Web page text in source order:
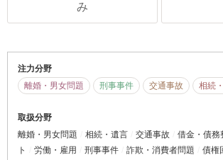
み
注力分野
離婚・男女問題
刑事事件 交通事故 相続
取扱分野
離婚・男女問題
相続・遺言 交通事故 借金・債務
ト
労働・雇用 刑事事件 詐欺・消費者問題 債権